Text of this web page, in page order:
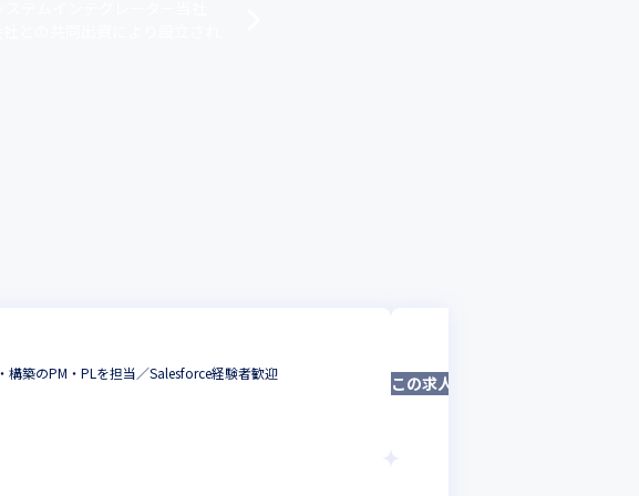
築のPM・PLを担当／Salesforce経験者歓迎
この求人は募集終了しました